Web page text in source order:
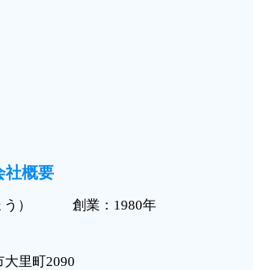
社概要
）
創業：1980年
里町2090